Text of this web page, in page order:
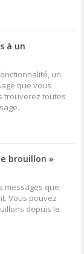
à un
un
que vous
trouverez toutes
brouillon »
messages que
Vous pouvez
depuis le